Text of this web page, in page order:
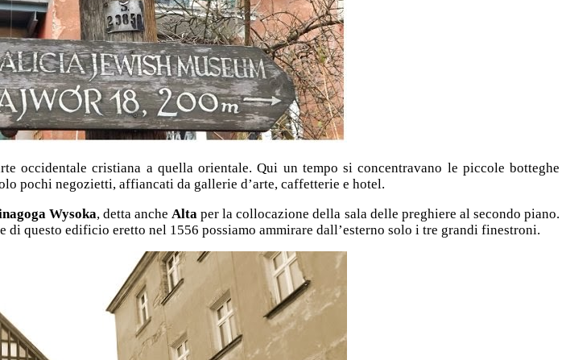
occidentale cristiana a quella orientale. Qui un tempo si concentravano le piccole botteghe
pochi negozietti, affiancati da gallerie d’arte, caffetterie e hotel.
Wysoka, detta anche Altaper la collocazione della sala delle preghiere al secondo piano.
questo edificio eretto nel 1556 possiamo ammirare dall’esterno solo i tre grandi finestroni.